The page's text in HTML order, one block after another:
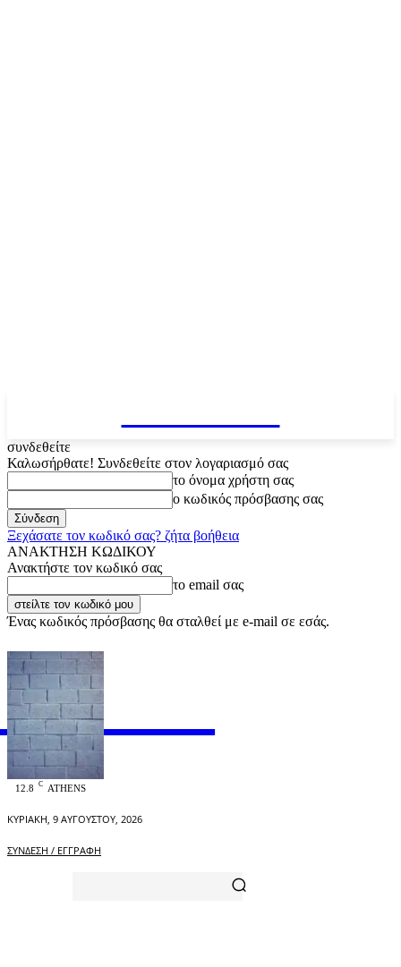
συνδεθείτε
Καλωσήρθατε! Συνδεθείτε στον λογαριασμό σας
το όνομα χρήστη σας
ο κωδικός πρόσβασης σας
Ξεχάσατε τον κωδικό σας? ζήτα βοήθεια
ΑΝΑΚΤΗΣΗ ΚΩΔΙΚΟΥ
Ανακτήστε τον κωδικό σας
το email σας
Ένας κωδικός πρόσβασης θα σταλθεί με e-mail σε εσάς.
OFFICIAL
12.8 C ATHENS
ΚΥΡΙΑΚΉ, 9 ΑΥΓΟΎΣΤΟΥ, 2026
ΣΎΝΔΕΣΗ / ΕΓΓΡΑΦΉ